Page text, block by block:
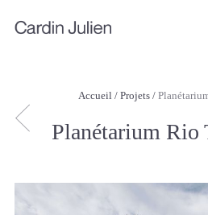
Accueil / Projets /
Planétarium Rio